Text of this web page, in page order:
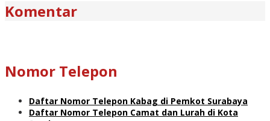
Komentar
Nomor Telepon
Daftar Nomor Telepon Kabag di Pemkot Surabaya
Daftar Nomor Telepon Camat dan Lurah di Kota